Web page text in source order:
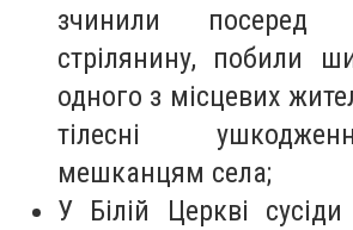
зчинили посеред
стрілянину, побили
одного з місцевих
тілесні
мешканцям села;
У Білій Церкві